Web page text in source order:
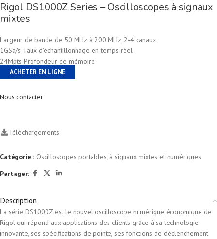
Rigol DS1000Z Series – Oscilloscopes à signaux
mixtes
Largeur de bande de 50 MHz à 200 MHz, 2-4 canaux
1GSa/s Taux d’échantillonnage en temps réel
24Mpts Profondeur de mémoire
ACHETER EN LIGNE
Nous contacter
Téléchargements
Catégorie : Oscilloscopes portables, à signaux mixtes et numériques
Partager:
Description
La série DS1000Z est le nouvel oscilloscope numérique économique de
Rigol qui répond aux applications des clients grâce à sa technologie
innovante, ses spécifications de pointe, ses fonctions de déclenchement